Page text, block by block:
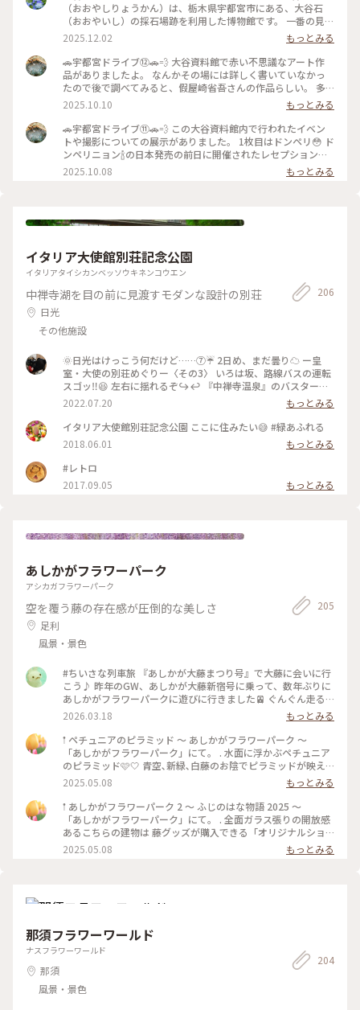
（おおやしりょうかん）は、栃木県宇都宮市にある、大谷石
（おおやいし）の採石場跡を利用した博物館です。 一番の見ど
ころは、地下に広がる巨大な採掘場跡です。 • 規模: 広さ約2万
平方メートル、深さは平均で地下30メートルにも及びます。ま
るで地下神殿やピラミッドの内部のような、幻想的で圧倒的な
空間です。 • 温度: 年間を通して平均気温が8℃前後と低く、夏
でも涼しいです（訪問の際は上着があると良いでしょう）。 •
歴史: 大谷石の採掘の歴史や、手掘り時代から機械化への変遷
などを知ることができます。 • 活用: その独特の雰囲気から、
映画やドラマ、プロモーションビデオの撮影場所としてよく使
われるほか、コンサートやイベント会場としても利用されてい
ます。 るろうに剣心の撮影も行われたようです。 想像以上に
迫力がある場所でした^ ^ 行って良かったー！
2025.12.02
もっとみる
🚗宇都宮ドライブ⑫🚗💨 大谷資料館で赤い不思議なアート作
品がありましたよ。 なんかその場には詳しく書いていなかっ
たので後で調べてみると、假屋崎省吾さんの作品らしい。 多
分10年くらい前に飾られたもの。 美しかったですが、もう少
し詳細がわかるようにしてくれてもいいのにね…って少し思い
ました😟 この空間の雰囲気に合ったアート作品でしたよ✨✨
通路に置いてある照明💡のカバーも大谷石で作られているよう
でとても素敵でした☺️✨✨ . 大谷資料館はここまで☺️ .
2025.09.23 . #ドライブ #みきちのドライブ #宇都宮 #大谷石 #
秋の装い #アート
2025.10.10
もっとみる
🚗宇都宮ドライブ⑪🚗💨 この大谷資料館内で行われたイベン
トや撮影についての展示がありました。 1枚目はドンペリ😳 ド
ンペリニョン🍾の日本発売の前日に開催されたレセプションで
のフォトセッション用のエンブレムだそう。🥂 . その他見なが
ら 勇者ヨシヒコだ❣️ とか、 翔んで埼玉だ❣️ とか言いながら楽
2025.10.08 もっとみる
イタリア大使館別荘記念公園
イタリアタイシカンベッソウキネンコウエン
中禅寺湖を目の前に見渡すモダンな設計の別荘
日光
その他施設
206
🌞日光はけっこう何だけど……⑦☔️ 2日め、まだ曇り☁️ ー皇
室・大使の別荘めぐりー〈その3〉 いろは坂、路線バスの運転
スゴッ‼️😆 左右に揺れるぞ↪️↩️ 『中禅寺温泉』のバスターミ
ナルで降りると、あっちにバスが停まっている。 ウッソー😆
これから向かう場所の最寄り🚏🚌に行くバスじゃん‼️ １日４本
しかないバスだよ😆💕ラッキー 【イタリア大使館別荘記念公
園】 ここね……『新美の巨人たち』の放映を見て来たかったん
ですよ😆 昭和3年にイタリア大使館の別荘としてたてられ、平
成9年まで使われていたそうです。 外観も素敵なのだけど、中
の天井も凝っていてね……調度品も素敵💖 椅子に座って中禅寺
湖を眺めていたら心が和むよ〰️💕 たぶん、今日のような曇り
景色 #アントニンレーモンド
2022.07.20
もっとみる
イタリア大使館別荘記念公園 ここに住みたい😅 #緑あふれる
2018.06.01
もっとみる
#レトロ
2017.09.05
もっとみる
あしかがフラワーパーク
アシカガフラワーパーク
空を覆う藤の存在感が圧倒的な美しさ
足利
風景・景色
205
#ちいさな列車旅 『あしかが大藤まつり号』で大藤に会いに行
こう♪ 昨年のGW、あしかが大藤新宿号に乗って、数年ぶりに
あしかがフラワーパークに遊びに行きました🚈 ぐんぐん走る
特急は渡良瀬川を越え、列車の窓一面に田園風景や新緑の美し
い景色を楽しめます。 最寄り駅はあしかがフラワーパーク駅。
サラサラと風に揺れる紫の大藤、大量の花吹雪を舞わせる薄紅
の藤棚は圧巻でした。 レストランは並びましたが、下野牛や
日光のマスなどのご当地グルメを園内の藤を眺めつつ楽しめま
した。屋外テイクアウトでも藤ソフトなど充実しています。 お
土産は藤のお花見をしている猫ちゃんを連れて帰りました🐈️ハ
ンカチです(^-^) 首都圏から足利直行のJRの春の特別特急は今
年も運行するようです。しかも増便です！ 車窓の旅に出掛けて
みてはいかがでしょうか🌸 #あしかがフラワーパーク #栃木県
#あしかが大藤まつり号
2026.03.18
もっとみる
𖡡 ペチュニアのピラミッド 〜 あしかがフラワーパーク 〜
「あしかがフラワーパーク」にて。 . 水面に浮かぶペチュニア
のピラミッド🩷🤍 青空､新緑､白藤のお陰でピラミッドが映え
ました🌈✨ 初めて成功したリフレクション( ˶ ᷇ 𖥦 ᷆ ˵ ) . アートな
景色を楽しめました🖼️𓈒𓏸 . . 3~5枚目は花売場付近にあった素敵
な花手水💐 優しい色合いのお花がたくさん浮かんでました♪ .
花で賑わう今の時期が1番いいですね🥰🌸 . 初めて来ましたが､
とても素敵な所だったので また来年も行きたいです💜🤍🩷 .
長々とお付き合い頂き､ありがとうございました。 . . 写真は
2025.05.01に撮りました📷ˊ˗ #あしかがフラワーパー
2025.05.08
もっとみる
𖡡 あしかがフラワーパーク 2 〜 ふじのはな物語 2025 〜
「あしかがフラワーパーク」にて。 . 全面ガラス張りの開放感
あるこちらの建物は 藤グッズが購入できる「オリジナルショ
ップ」です。 . 藤色の傘やハンカチ､ハンドクリーム 素敵な花
器など様々なグッズがあり 多くの女性客で賑わっていました
2025.05.08 もっとみる
那須フラワーワールド
ナスフラワーワールド
那須
風景・景色
204